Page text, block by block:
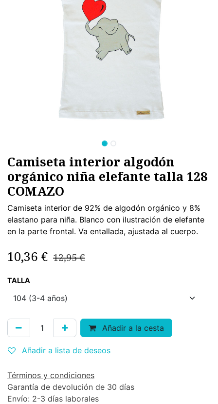
Camiseta interior algodón
orgánico niña elefante talla 128
COMAZO
Camiseta interior de 92% de algodón orgánico y 8%
elastano para niña. Blanco con ilustración de elefante
en la parte frontal. Va entallada, ajustada al cuerpo.
10,36 € 12,95€
TALLA
Añadir a la cesta
Añadir a lista de deseos
Términos y condiciones
Garantía de devolución de 30 días
Envío: 2-3 días laborales